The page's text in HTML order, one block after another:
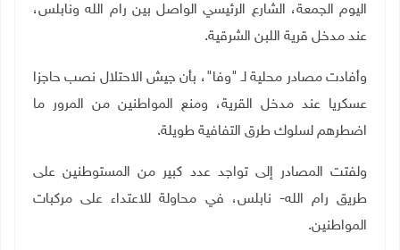
اليوم الجمعة، الشارع الرئيسي الواصل بين رام الله ونابلس،
عند مدخل قرية اللبن الشرقية.
وأفادت مصادر محلية لـ "وفا"، بأن جيش الاحتلال نصب حاجزا
عسكريا عند مدخل القرية، ومنع المواطنين من المرور ما
اضطرهم لسلوك طرق التفافية طويلة.
ولفتت المصادر إلى تواجد عدد كبير من المستوطنين على
طريق رام الله- نابلس، في محاولة للاعتداء على مركبات
المواطنين.